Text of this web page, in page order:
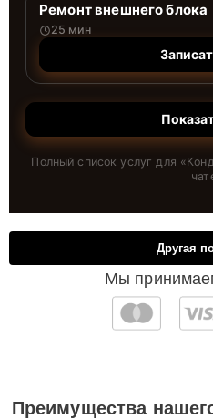
Ремонт внешнего блока
25 мин
Полный список услуг для «
Мы
Другая
Преимущества